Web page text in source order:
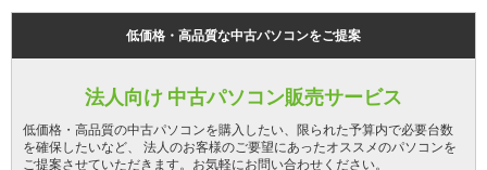
低価格・高品質な中古パソコンをご提案
法人向け 中古パソコン販売サービス
低価格・高品質の中古パソコンを購入したい、限られた予算内で必要台数
を確保したいなど、 法人のお客様のご要望にあったオススメのパソコンを
ご提案させていただきます。お気軽にお問い合わせください。